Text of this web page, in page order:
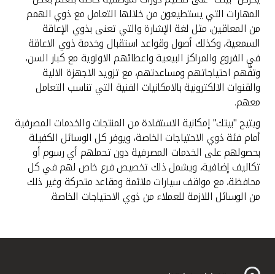
المهارات التي يستطيعون من خلالها التعامل مع ذوي الهمم
من المعاقين، مثل لغة الإشارة والتي تعنى بذوي الإعاقة
السمعية، وكذلك أصول وقواعد استقبال وخدمة ذوي الاعاقة
في الفروع والمراكز البيعية واعطائهم الاولوية مع كبار السن،
وتفّهم احتياجاتهم ومساعدتهم، مع تزويد الاجهزة الالية
والقنوات الالكترونية بالامكانيات الفنية التي تناسب التعامل
معهم.
ويتيح "بيتك" إمكانية الاستفادة من المنتجات والخدمات المصرفية
أمام فئة ذوي الاحتياجات الخاصة، ويوفر كل الوسائل الكفيلة
بحصولهم على الخدمات المصرفية دون تحملهم أي رسوم أو
تكاليف إضافية، ويشمل ذلك تخصيص فرع خاص لهم في كل
محافظة، مع مواقف سيارات ملائمة ومقاعد متحركة وغير ذلك
من الوسائل اللازمة للعملاء من ذوي الاحتياجات الخاصة.